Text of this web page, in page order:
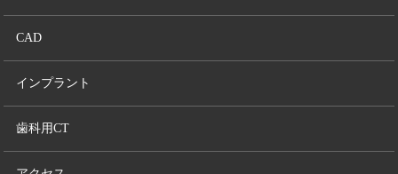
CAD
インプラント
歯科用CT